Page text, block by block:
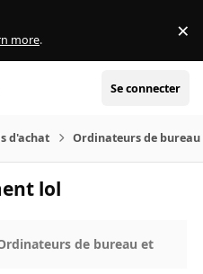
more. ×
Se connecter
d'achat Ordinateurs de bureau
lol
de bureau et